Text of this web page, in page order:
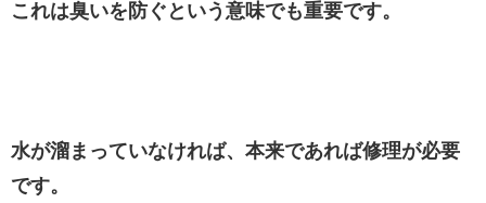
これは臭いを防ぐという意味でも重要です。
水が溜まっていなければ、本来であれば修理が必要
です。